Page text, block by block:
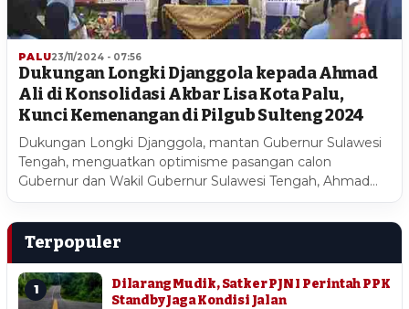
PALU23/11/2024 - 07:56
Dukungan Longki Djanggola kepada Ahmad
Ali di Konsolidasi Akbar Lisa Kota Palu,
Kunci Kemenangan di Pilgub Sulteng 2024
Dukungan Longki Djanggola, mantan Gubernur Sulawesi
Tengah, menguatkan optimisme pasangan calon
Gubernur dan Wakil Gubernur Sulawesi Tengah, Ahmad…
Terpopuler
1
Dilarang Mudik, Satker PJN I Perintah PPK
Standby Jaga Kondisi Jalan